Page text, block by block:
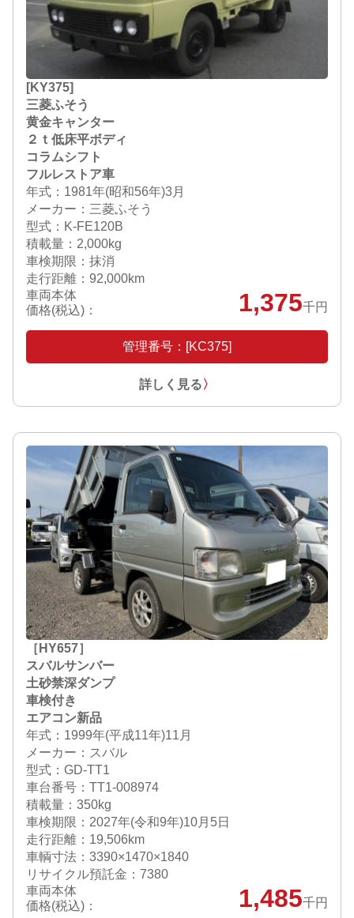
[KY375]
三菱ふそう
黄金キャンター
２ｔ低床平ボディ
コラムシフト
フルレストア車
年式：1981年(昭和56年)3月
メーカー：三菱ふそう
型式：K-FE120B
積載量：2,000kg
車検期限：抹消
走行距離：92,000km
車両本体
価格(税込)：
1,375千円
管理番号：[KC375]
詳しく見る〉
［HY657］
スバルサンバー
土砂禁深ダンプ
車検付き
エアコン新品
年式：1999年(平成11年)11月
メーカー：スバル
型式：GD-TT1
車台番号：TT1-008974
積載量：350kg
車検期限： 2027年(令和9年)10月5日
走行距離：19,506km
車輌寸法：3390×1470×1840
リサイクル預託金：7380
車両本体
価格(税込)：
1,485千円